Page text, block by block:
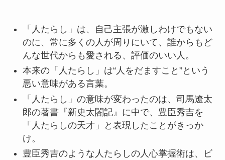
「人たらし」は、自己主張が激しわけでもない
のに、常に多くの人が周りにいて、誰からもど
んな世代からも愛される、評価のいい人。
本来の「人たらし」は“人をだますこと”という
悪い意味がある言葉。
「人たらし」の意味が変わったのは、司馬遼太
郎の著書『新史太閤記』に中で、豊臣秀吉を
「人たらしの天才」と表現したことがきっか
け。
豊臣秀吉のような人たらしの人心掌握術は、ビ